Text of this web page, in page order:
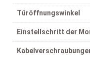
Türöffnungswinkel
Einstellschritt der